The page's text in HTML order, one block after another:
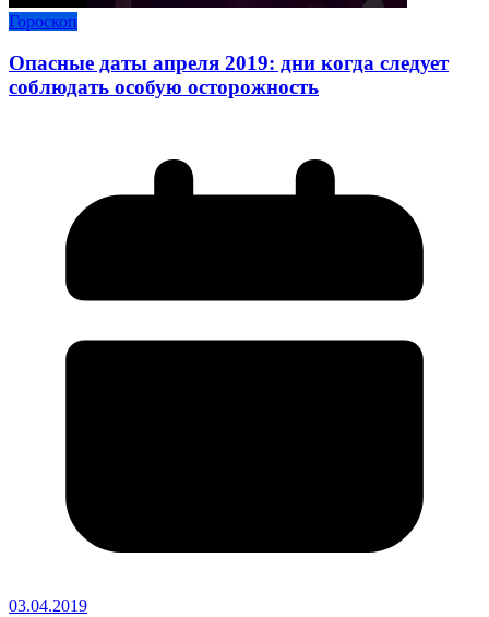
Гороскоп
Опасные даты апреля 2019: дни когда следует
соблюдать особую осторожность
03.04.2019